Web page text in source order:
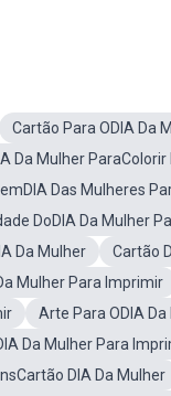
Cartão Para ODIA Da
Da Mulher
Das Mulheres
DoDIA Da Mulher
Da Mulher Cartão
Mulher Para Imprimir
Arte Para ODIA
Da Mulher Para
DIA Da Mulher